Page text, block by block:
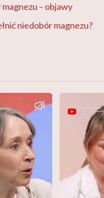
– objawy
niedobór magnezu?